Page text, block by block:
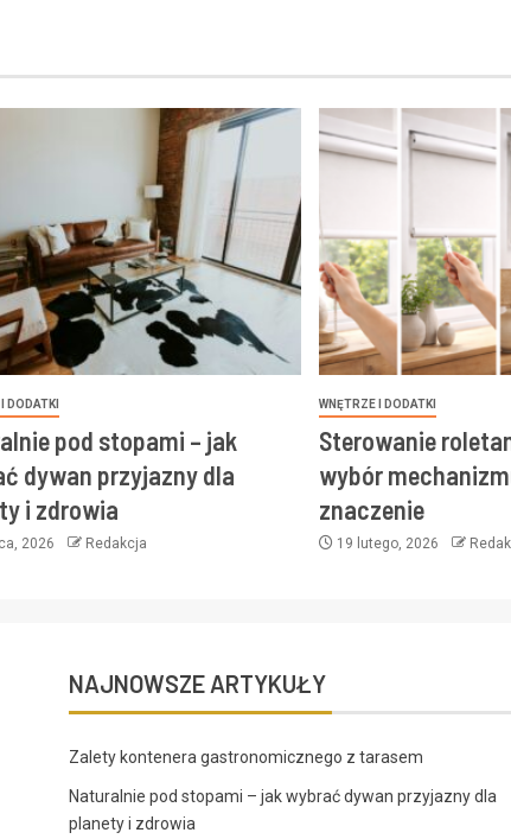
DODATKI
pod stopami – jak
dywan przyjazny dla
i zdrowia
2026 Redakcja
WNĘTRZE I DODATKI
Sterowanie
wybór
znaczenie
19 lutego, 2026
NAJNOWSZE ARTYKUŁY
Zalety kontenera gastronomicznego z tarasem
Naturalnie pod stopami – jak wybrać dywan przyjazny dla
planety i zdrowia